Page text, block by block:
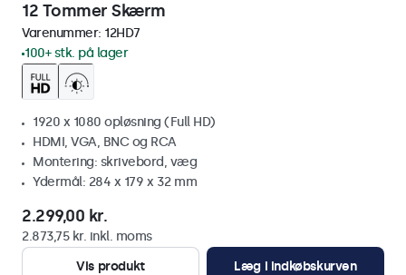
12 Tommer Skærm
Varenummer: 12HD7
100+ stk. på lager
1920 x 1080 opløsning (Full HD)
HDMI, VGA, BNC og RCA
Montering: skrivebord, væg
Ydermål: 284 x 179 x 32 mm
2.299,00 kr.
2.873,75 kr. inkl. moms
Vis produkt
Læg i indkøbskurven